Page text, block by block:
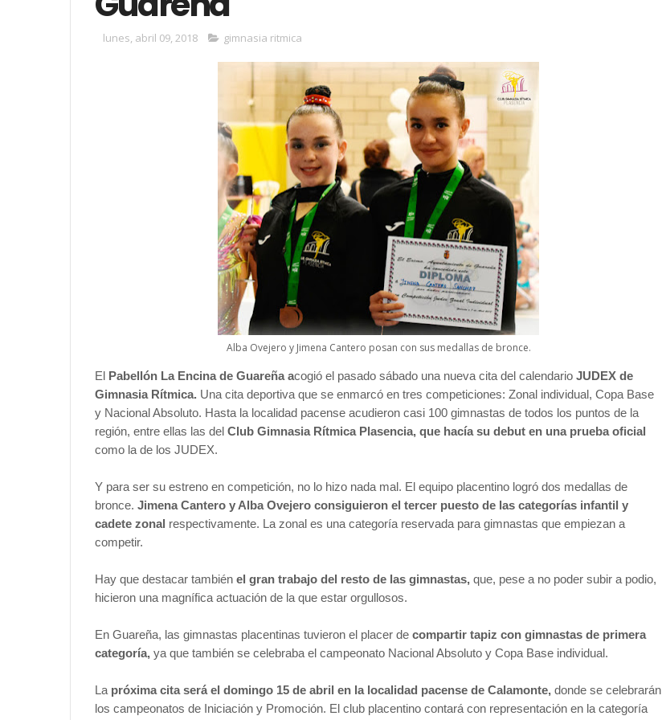
lunes, abril 09, 2018 gimnasia ritmica
Alba Ovejero y Jimena Cantero posan con sus medallas de bronce.
El Pabellón La Encina de Guareña acogió el pasado sábado una nueva cita del calendario JUDEX de
Gimnasia Rítmica. Una cita deportiva que se enmarcó en tres competiciones: Zonal individual, Copa Base
y Nacional Absoluto. Hasta la localidad pacense acudieron casi 100 gimnastas de todos los puntos de la
región, entre ellas las del Club Gimnasia Rítmica Plasencia, que hacía su debut en una prueba oficial
como la de los JUDEX.
Y para ser su estreno en competición, no lo hizo nada mal. El equipo placentino logró dos medallas de
bronce. Jimena Cantero y Alba Ovejero consiguieron el tercer puesto de las categorías infantil y
cadete zonal respectivamente. La zonal es una categoría reservada para gimnastas que empiezan a
competir.
Hay que destacar también el gran trabajo del resto de las gimnastas, que, pese a no poder subir a podio,
hicieron una magnífica actuación de la que estar orgullosos.
En Guareña, las gimnastas placentinas tuvieron el placer de compartir tapiz con gimnastas de primera
categoría, ya que también se celebraba el campeonato Nacional Absoluto y Copa Base individual.
La próxima cita será el domingo 15 de abril en la localidad pacense de Calamonte, donde se celebrarán
los campeonatos de Iniciación y Promoción. El club placentino contará con representación en la categoría